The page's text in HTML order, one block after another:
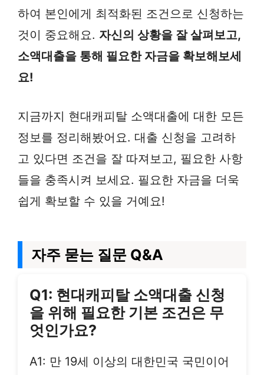
하여 본인에게 최적화된 조건으로 신청하는
것이 중요해요. 자신의 상황을 잘 살펴보고,
소액대출을 통해 필요한 자금을 확보해보세
요!
지금까지 현대캐피탈 소액대출에 대한 모든
정보를 정리해봤어요. 대출 신청을 고려하
고 있다면 조건을 잘 따져보고, 필요한 사항
들을 충족시켜 보세요. 필요한 자금을 더욱
쉽게 확보할 수 있을 거예요!
자주 묻는 질문 Q&A
Q1: 현대캐피탈 소액대출 신청
을 위해 필요한 기본 조건은 무
엇인가요?
A1: 만 19세 이상의 대한민국 국민이어